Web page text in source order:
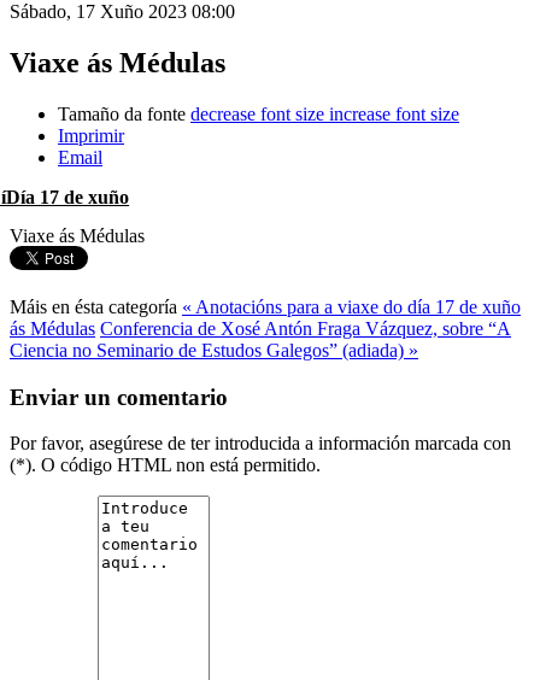
Sábado, 17 Xuño 2023 08:00
Viaxe ás Médulas
Tamaño da fonte decrease font size increase font size
Imprimir
Email
17 de xuño
Viaxe ás Médulas
Máis en ésta categoría « Anotacións para a viaxe do día 17 de xuño
ás Médulas Conferencia de Xosé Antón Fraga Vázquez, sobre “A
Ciencia no Seminario de Estudos Galegos” (adiada) »
Enviar un comentario
Por favor, asegúrese de ter introducida a información marcada con
(*). O código HTML non está permitido.